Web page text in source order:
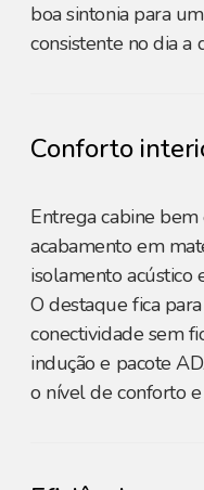
boa sintonia para
consistente no dia a
Conforto
Entrega cabine
acabamento em
isolamento acústico
O destaque fica
conectividade sem
indução e pacote
o nível de conforto